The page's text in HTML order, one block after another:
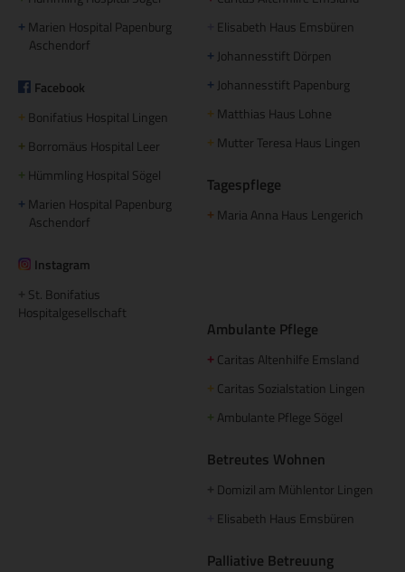
+ Marien Hospital Papenburg
Aschendorf
Facebook
+ Bonifatius Hospital Lingen
+ Borromäus Hospital Leer
+ Hümmling Hospital Sögel
+ Marien Hospital Papenburg
Aschendorf
Instagram
St. Bonifatius
Hospitalgesellschaft
Elisabeth Haus Emsbüren
+ Johannesstift Dörpen
+ Johannesstift Papenburg
+ Matthias Haus Lohne
+ Mutter Teresa Haus Lingen
Tagespflege
+ Maria Anna Haus Lengerich
Ambulante Pflege
+ Caritas Altenhilfe Emsland
+ Caritas Sozialstation Lingen
+ Ambulante Pflege Sögel
Betreutes Wohnen
Domizil am Mühlentor Lingen
Elisabeth Haus Emsbüren
Palliative Betreuung